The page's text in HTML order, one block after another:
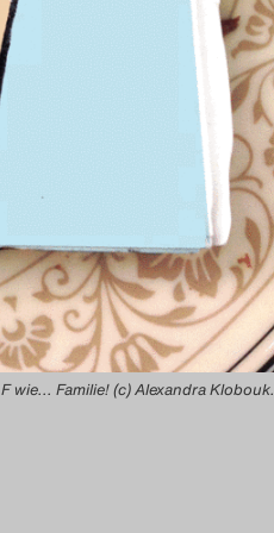
F wie... Familie! (c) Alexandra Klobouk.